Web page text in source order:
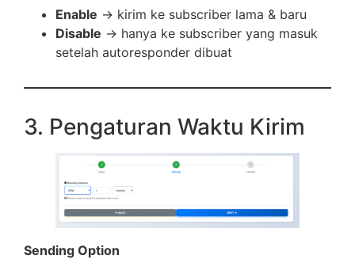
Enable → kirim ke subscriber lama & baru
Disable → hanya ke subscriber yang masuk
setelah autoresponder dibuat
3. Pengaturan Waktu Kirim
Sending Option